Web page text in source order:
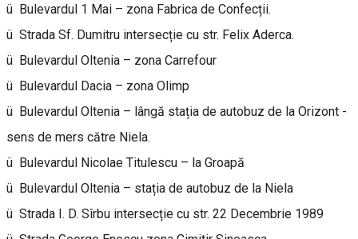
ü Bulevardul 1 Mai – zona Fabrica de Confecții.
ü Strada Sf. Dumitru intersecție cu str. Felix Aderca.
ü Bulevardul Oltenia – zona Carrefour
ü Bulevardul Dacia – zona Olimp
ü Bulevardul Oltenia – lângă stația de autobuz de la Orizont -
sens de mers către Niela.
ü Bulevardul Nicolae Titulescu – la Groapă
ü Bulevardul Oltenia – stația de autobuz de la Niela
ü Strada I. D. Sîrbu intersecție cu str. 22 Decembrie 1989